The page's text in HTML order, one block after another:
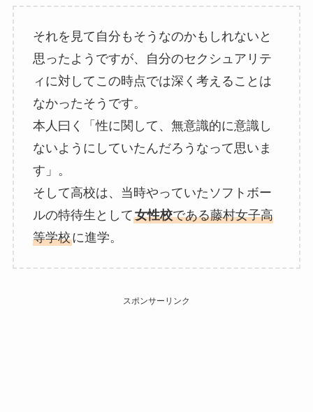
それを見て自分もそうなのかもしれないと
思ったようですが、自分のセクシュアリテ
ィに対してこの時点では深く考えることは
なかったそうです。
本人曰く「性に関して、無意識的に意識し
ないようにしていたんだろうなって思いま
す」。
そして高校は、当時やっていたソフトボー
ルの特待生として女性校である藤村女子高
等学校に進学。
スポンサーリンク